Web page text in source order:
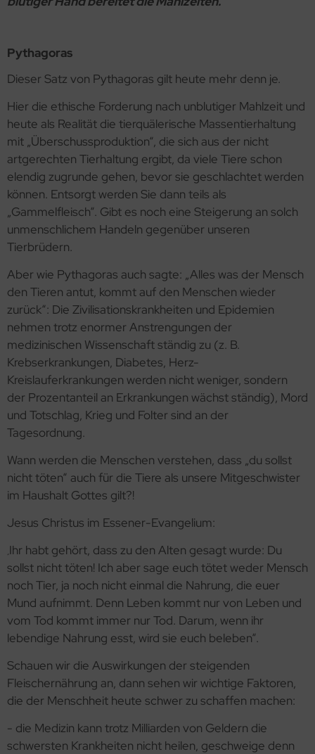
Pythagoras
Dieser Satz von Pythagoras gilt heute mehr denn je.
Hier die ethische Forderung nach unblutiger Mahlzeit und
heute als Realität die tierquälerische Massentierhaltung
mit „Überschussproduktion“, die sich aus der nicht
artgerechten Tierhaltung ergibt, da viele Tiere schon
elendig zugrunde gehen, bevor sie geschlachtet werden
können. Entsorgt werden Sie dann teils als
„Gammelfleisch“. Gibt es noch eine Steigerung an solch
unmenschlichem Handeln gegenüber unseren
Tierbrüdern.
Aber wie Pythagoras auch sagte: „Alles was der Mensch
den Tieren antut, kommt auf den Menschen wieder
zurück“: Die Zivilisationskrankheiten und Epidemien
nehmen trotz enormer Anstrengungen der
medizinischen Wissenschaft ständig zu (z. B.
Krebserkrankungen, Diabetes, Herz-
Kreislauferkrankungen werden nicht weniger, sondern
der Prozentanteil an Erkrankungen wächst ständig), Mord
und Totschlag, Krieg und Folter sind an der
Tagesordnung.
Wann werden die Menschen verstehen, dass „du sollst
nicht töten“ auch für die Tiere als unsere Mitgeschwister
im Haushalt Gottes gilt?!
Jesus Christus im Essener-Evangelium:
Ihr habt gehört, dass zu den Alten gesagt wurde: Du
sollst nicht töten! Ich aber sage euch tötet weder Mensch
noch Tier, ja noch nicht einmal die Nahrung, die euer
Mund aufnimmt. Denn Leben kommt nur von Leben und
vom Tod kommt immer nur Tod. Darum, wenn ihr
lebendige Nahrung esst, wird sie euch beleben“.
Schauen wir die Auswirkungen der steigenden
Fleischernährung an, dann sehen wir wichtige Faktoren,
die der Menschheit heute schwer zu schaffen machen:
- die Medizin kann trotz Milliarden von Geldern die
schwersten Krankheiten nicht heilen, geschweige denn
& Pizza
Lebensmittel, verschiedene Produkte
fermentiert, unpasteurisiert (Sauerkraut,
Miso, Tamari)
, Mandel- und Sojakäse)